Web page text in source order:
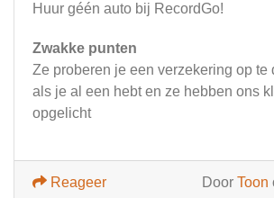
Huur géén auto bij RecordGo!
Zwakke punten
Ze proberen je een verzekering op te
als je al een hebt en ze hebben ons
opgelicht
Door Toon
Reageer